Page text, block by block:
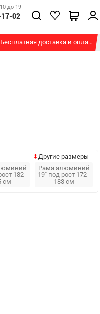
до 19
02
Бесплатная доставка и оплата при получении
Другие размеры
Рама алюминий
19" под рост 172 -
183 см
182 -
см